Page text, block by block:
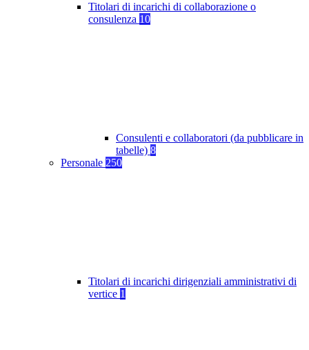
Titolari di incarichi di collaborazione o
consulenza 10
Consulenti e collaboratori (da pubblicare in
tabelle) 8
Personale 250
Titolari di incarichi dirigenziali amministrativi di
vertice 1